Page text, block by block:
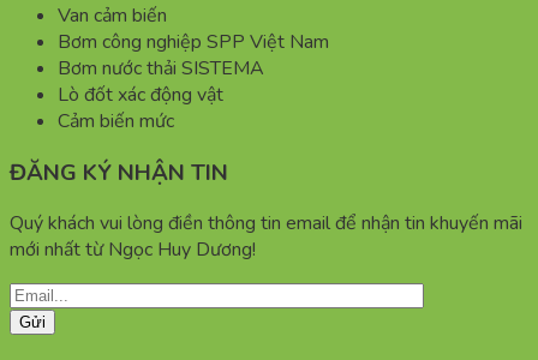
Van cảm biến
Bơm công nghiệp SPP Việt Nam
Bơm nước thải SISTEMA
Lò đốt xác động vật
Cảm biến mức
ĐĂNG KÝ NHẬN TIN
Quý khách vui lòng điền thông tin email để nhận tin khuyến mãi
mới nhất từ Ngọc Huy Dương!